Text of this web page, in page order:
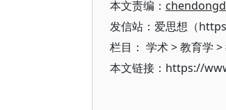
本文责编：
发信站：爱思想（
栏目： 学术>教育学 >
本文链接：https://